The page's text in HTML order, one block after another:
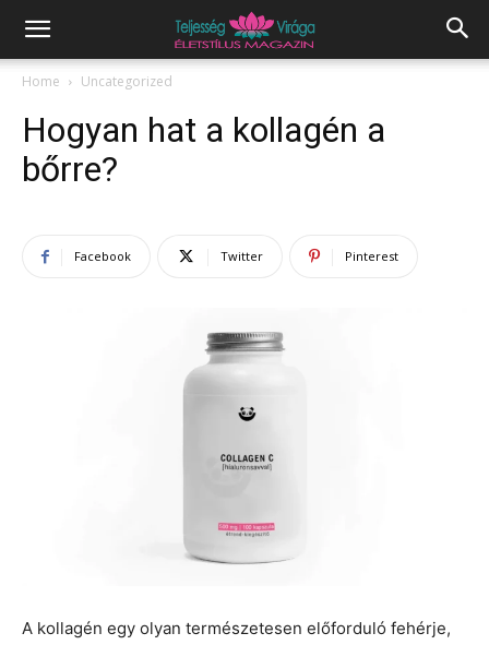
Home Uncategorized
Hogyan hat a kollagén a
bőrre?
Facebook Twitter Pinterest
A kollagén egy olyan természetesen előforduló fehérje,